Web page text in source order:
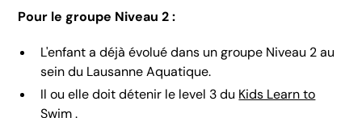
Pour le groupe Niveau 2 :
L'enfant a déjà évolué dans un groupe Niveau 2 au
sein du Lausanne Aquatique.
Il ou elle doit détenir le level 3 du Kids Learn to
Swim.